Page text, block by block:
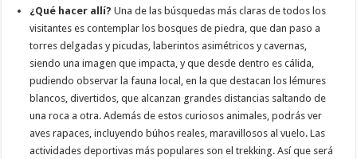
¿Qué hacer allí? Una de las búsquedas más claras de todos los
visitantes es contemplar los bosques de piedra, que dan paso a
torres delgadas y picudas, laberintos asimétricos y cavernas,
siendo una imagen que impacta, y que desde dentro es cálida,
pudiendo observar la fauna local, en la que destacan los lémures
blancos, divertidos, que alcanzan grandes distancias saltando de
una roca a otra. Además de estos curiosos animales, podrás ver
aves rapaces, incluyendo búhos reales, maravillosos al vuelo. Las
actividades deportivas más populares son el trekking. Así que será